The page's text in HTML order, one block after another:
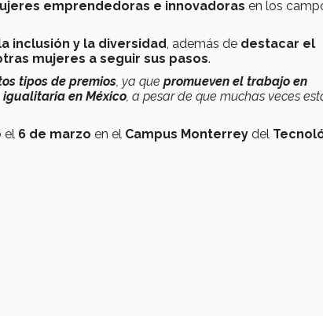
emprendedoras e innovadoras en los
inclusión y la diversidad, además de destacar el
mujeres a seguir sus pasos.
tipos de premios, ya que promueven el trabajo en
en México, a pesar de que muchas veces
el 6 de marzo en el Campus Monterrey del